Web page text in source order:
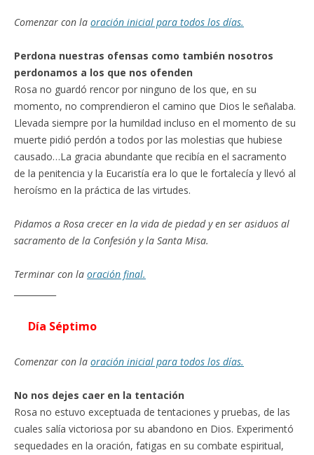
Comenzar con la oración inicial para todos los días.
Perdona nuestras ofensas como también nosotros
perdonamos a los que nos ofenden
Rosa no guardó rencor por ninguno de los que, en su
momento, no comprendieron el camino que Dios le señalaba.
Llevada siempre por la humildad incluso en el momento de su
muerte pidió perdón a todos por las molestias que hubiese
causado…La gracia abundante que recibía en el sacramento
de la penitencia y la Eucaristía era lo que le fortalecía y llevó al
heroísmo en la práctica de las virtudes.
Pidamos a Rosa crecer en la vida de piedad y en ser asiduos al
sacramento de la Confesión y la Santa Misa.
Terminar con la oración final.
Día Séptimo
Comenzar con la oración inicial para todos los días.
No nos dejes caer en la tentación
Rosa no estuvo exceptuada de tentaciones y pruebas, de las
cuales salía victoriosa por su abandono en Dios. Experimentó
sequedades en la oración, fatigas en su combate espiritual,